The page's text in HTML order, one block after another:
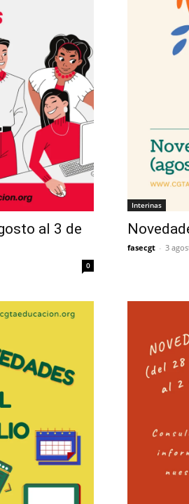
al 3 de
0
Interinas
fasecgt - 3